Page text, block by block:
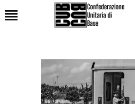
HOME
CHI SIAMO
SEDI